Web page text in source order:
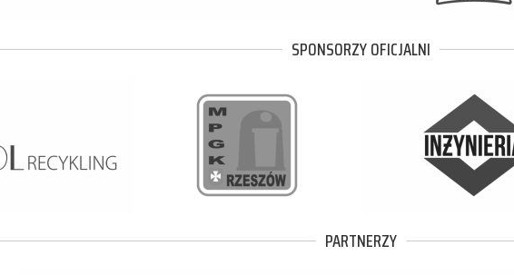
SPONSORZY OFICJALNI
PARTNERZY